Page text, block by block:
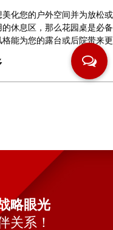
招待客人创造一个舒
的。 户外家具的附加
多好处，并使您在户...
略眼光
关系！